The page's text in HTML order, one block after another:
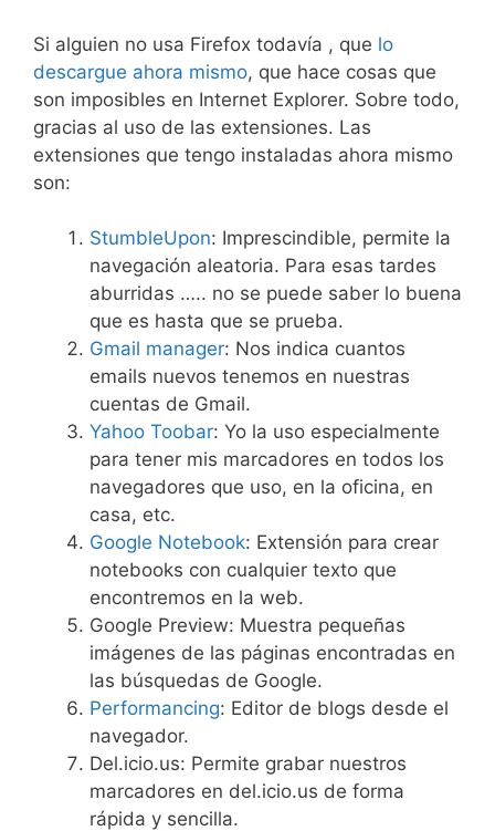
Si alguien no usa Firefox todavía , que lo
descargue ahora mismo, que hace cosas que
son imposibles en Internet Explorer. Sobre todo,
gracias al uso de las extensiones. Las
extensiones que tengo instaladas ahora mismo
son:
StumbleUpon: Imprescindible, permite la
navegación aleatoria. Para esas tardes
aburridas ….. no se puede saber lo buena
que es hasta que se prueba.
Gmail manager: Nos indica cuantos
emails nuevos tenemos en nuestras
cuentas de Gmail.
Yahoo Toobar: Yo la uso especialmente
para tener mis marcadores en todos los
navegadores que uso, en la oficina, en
casa, etc.
Google Notebook: Extensión para crear
notebooks con cualquier texto que
encontremos en la web.
Google Preview: Muestra pequeñas
imágenes de las páginas encontradas en
las búsquedas de Google.
Performancing: Editor de blogs desde el
navegador.
Del.icio.us: Permite grabar nuestros
marcadores en del.icio.us de forma
rápida y sencilla.